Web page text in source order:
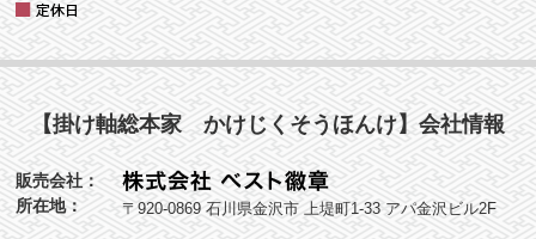
【掛け軸総本家 かけじくそうほんけ】会社情報
販売会社：
所在地：
〒920-0869 石川県金沢市 上堤町1-33 アパ金沢ビル2F